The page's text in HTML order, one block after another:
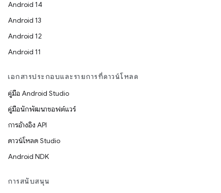
Android 14
Android 13
Android 12
Android 11
เอกสารประกอบและรายการที่ดาวน์โหลด
คู่มือ Android Studio
คู่มือนักพัฒนาซอฟต์แวร์
การอ้างอิง API
ดาวน์โหลด Studio
Android NDK
การสนับสนุน